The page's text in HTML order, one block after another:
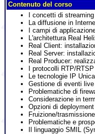
Contenuto del corso
I concetti di
La diffusione in
I campi di
L'architettura Real
Real Client:
Real Server:
Real Producer:
I protocolli RTP/RTSP
Le tecnologie IP
Gestione di eventi
Problematiche di
Considerazione in
Opzioni di
Fruizione/
Problematiche e
Il linguaggio SMIL